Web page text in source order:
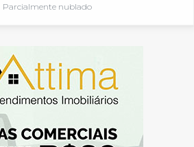
Parcialmente nublado